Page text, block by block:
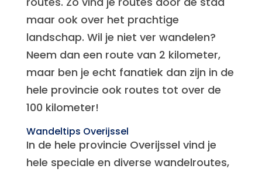
maar ook over het prachtige
landschap. Wil je niet ver wandelen?
Neem dan een route van 2 kilometer,
maar ben je echt fanatiek dan zijn in de
hele provincie ook routes tot over de
100 kilometer!
Wandeltips Overijssel
In de hele provincie Overijssel vind je
hele speciale en diverse wandelroutes,